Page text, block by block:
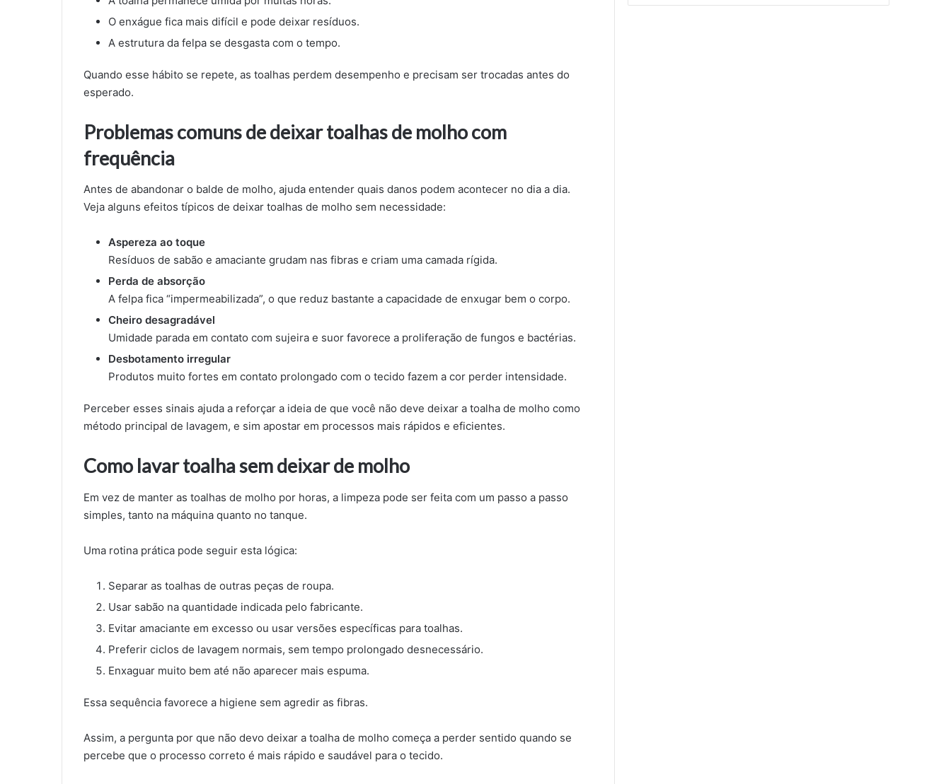
O enxágue fica mais difícil e pode deixar resíduos.
A estrutura da felpa se desgasta com o tempo.
Quando esse hábito se repete, as toalhas perdem desempenho e precisam ser trocadas antes do
esperado.
Problemas comuns de deixar toalhas de molho com
frequência
Antes de abandonar o balde de molho, ajuda entender quais danos podem acontecer no dia a dia.
Veja alguns efeitos típicos de deixar toalhas de molho sem necessidade:
Aspereza ao toque
Resíduos de sabão e amaciante grudam nas fibras e criam uma camada rígida.
Perda de absorção
A felpa fica “impermeabilizada”, o que reduz bastante a capacidade de enxugar bem o corpo.
Cheiro desagradável
Umidade parada em contato com sujeira e suor favorece a proliferação de fungos e bactérias.
Desbotamento irregular
Produtos muito fortes em contato prolongado com o tecido fazem a cor perder intensidade.
Perceber esses sinais ajuda a reforçar a ideia de que você não deve deixar a toalha de molho como
método principal de lavagem, e sim apostar em processos mais rápidos e eficientes.
Como lavar toalha sem deixar de molho
Em vez de manter as toalhas de molho por horas, a limpeza pode ser feita com um passo a passo
simples, tanto na máquina quanto no tanque.
Uma rotina prática pode seguir esta lógica:
Separar as toalhas de outras peças de roupa.
Usar sabão na quantidade indicada pelo fabricante.
Evitar amaciante em excesso ou usar versões específicas para toalhas.
Preferir ciclos de lavagem normais, sem tempo prolongado desnecessário.
Enxaguar muito bem até não aparecer mais espuma.
Essa sequência favorece a higiene sem agredir as fibras.
Assim, a pergunta por que não devo deixar a toalha de molho começa a perder sentido quando se
percebe que o processo correto é mais rápido e saudável para o tecido.